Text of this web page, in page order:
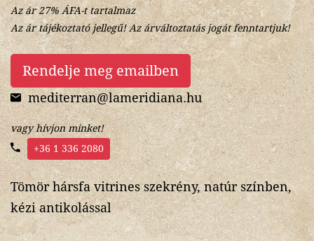
Az ár 27% ÁFA-t tartalmaz
Az ár tájékoztató jellegű! Az árváltoztatás jogát fenntartjuk!
Rendelje meg emailben
mediterran@lameridiana.hu
vagy hívjon minket!
+36 1 336 2080
Tömör hársfa vitrines szekrény, natúr színben,
kézi antikolással